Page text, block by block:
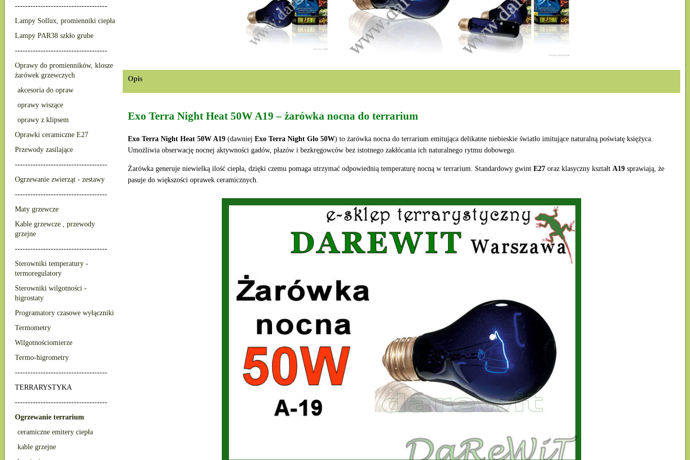
------------------------------------
Lampy Sollux, promienniki ciepła
Lampy PAR38 szkło grube
------------------------------------
Oprawy do promienników, klosze
żarówek grzewczych
akcesoria do opraw
oprawy wiszące
oprawy z klipsem
Oprawki ceramiczne E27
Przewody zasilające
------------------------------------
Ogrzewanie zwierząt - zestawy
------------------------------------
Maty grzewcze
Kable grzewcze , przewody
grzejne
------------------------------------
Sterowniki temperatury -
termoregulatory
Sterowniki wilgotności -
higrostaty
Programatory czasowe wyłączniki
Termometry
Wilgotnościomierze
Termo-higrometry
------------------------------------
TERRARYSTYKA
------------------------------------
Ogrzewanie terrarium
ceramiczne emitery ciepła
kable grzejne
Opis
Exo Terra Night Heat 50W A19 – żarówka nocna do terrarium
Exo Terra Night Heat 50W A19 (dawniej Exo Terra Night Glo 50W) to żarówka nocna do terrarium emitująca delikatne niebieskie światło imitujące naturalną poświatę księżyca.
Umożliwia obserwację nocnej aktywności gadów, płazów i bezkręgowców bez istotnego zakłócania ich naturalnego rytmu dobowego.
Żarówka generuje niewielką ilość ciepła, dzięki czemu pomaga utrzymać odpowiednią temperaturę nocną w terrarium. Standardowy gwint E27 oraz klasyczny kształt A19 sprawiają, że
pasuje do większości oprawek ceramicznych.